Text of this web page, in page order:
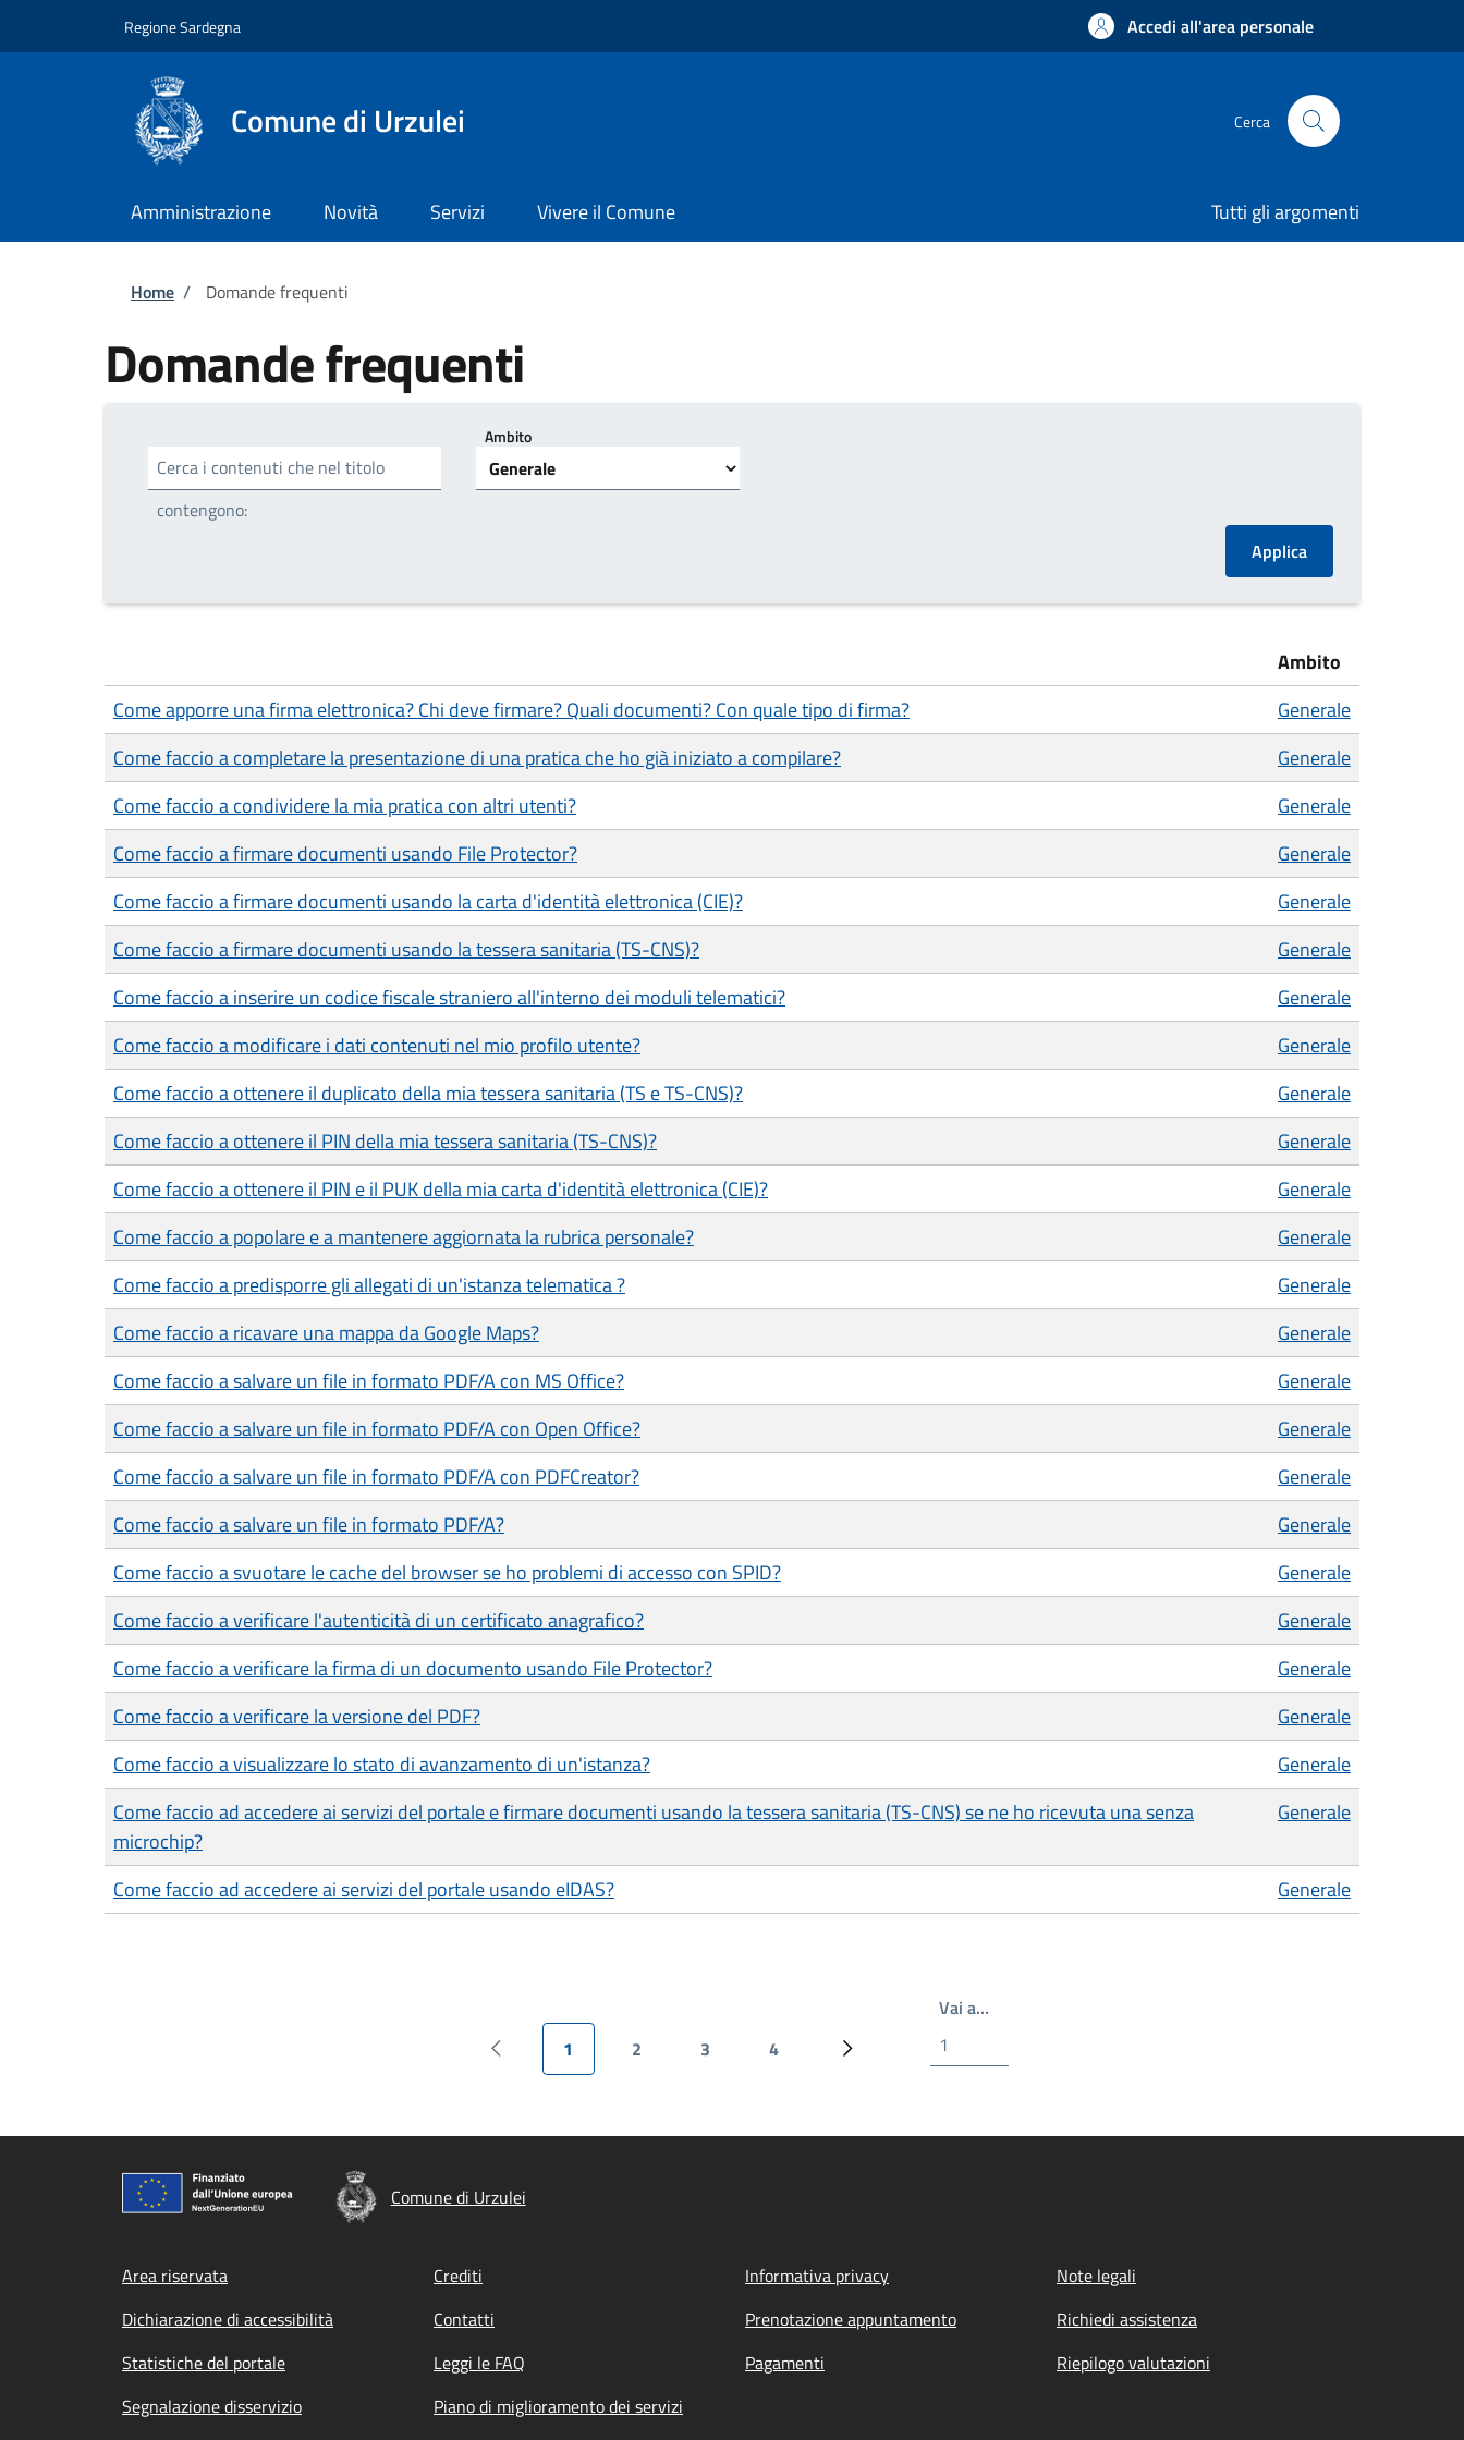
Regione Sardegna Accedi all'area personale
Comune di Urzulei Cerca
Amministrazione Novità Servizi Vivere il Comune Tutti gli argomenti
Briciole di pane
Home / Domande frequenti
Domande frequenti
Cerca i contenuti che nel titolo
contengono:
Ambito
Ambito
Come apporre una firma elettronica? Chi deve firmare? Quali documenti? Con quale tipo di firma?
Generale
Come faccio a completare la presentazione di una pratica che ho già iniziato a compilare?
Generale
Come faccio a condividere la mia pratica con altri utenti?
Generale
Come faccio a firmare documenti usando File Protector?
Generale
Come faccio a firmare documenti usando la carta d'identità elettronica (CIE)?
Generale
Come faccio a firmare documenti usando la tessera sanitaria (TS-CNS)?
Generale
Come faccio a inserire un codice fiscale straniero all'interno dei moduli telematici?
Generale
Come faccio a modificare i dati contenuti nel mio profilo utente?
Generale
Come faccio a ottenere il duplicato della mia tessera sanitaria (TS e TS-CNS)?
Generale
Come faccio a ottenere il PIN della mia tessera sanitaria (TS-CNS)?
Generale
Come faccio a ottenere il PIN e il PUK della mia carta d'identità elettronica (CIE)?
Generale
Come faccio a popolare e a mantenere aggiornata la rubrica personale?
Generale
Come faccio a predisporre gli allegati di un'istanza telematica ?
Generale
Come faccio a ricavare una mappa da Google Maps?
Generale
Come faccio a salvare un file in formato PDF/A con MS Office?
Generale
Come faccio a salvare un file in formato PDF/A con Open Office?
Generale
Come faccio a salvare un file in formato PDF/A con PDFCreator?
Generale
Come faccio a salvare un file in formato PDF/A?
Generale
Come faccio a svuotare le cache del browser se ho problemi di accesso con SPID?
Generale
Come faccio a verificare l'autenticità di un certificato anagrafico?
Generale
Come faccio a verificare la firma di un documento usando File Protector?
Generale
Come faccio a verificare la versione del PDF?
Generale
Come faccio a visualizzare lo stato di avanzamento di un'istanza?
Generale
Come faccio ad accedere ai servizi del portale e firmare documenti usando la tessera sanitaria (TS-CNS) se ne ho ricevuta una senza
microchip?
Generale
Come faccio ad accedere ai servizi del portale usando eIDAS? Generale
Pagina precedente
Pagina attuale
1
Pagina
2
Pagina
3
Pagina
4
Pagina successiva
Vai a…Scrivi il numero della pagina a cui andare
Comune di Urzulei
Footer menu
Area riservata Crediti Informativa privacy
Note legali
Dichiarazione di accessibilità
Contatti Prenotazione appuntamento
Richiedi assistenza
Statistiche del portale
Leggi le FAQ Pagamenti
Riepilogo valutazioni
Segnalazione disservizio
Piano di miglioramento dei servizi